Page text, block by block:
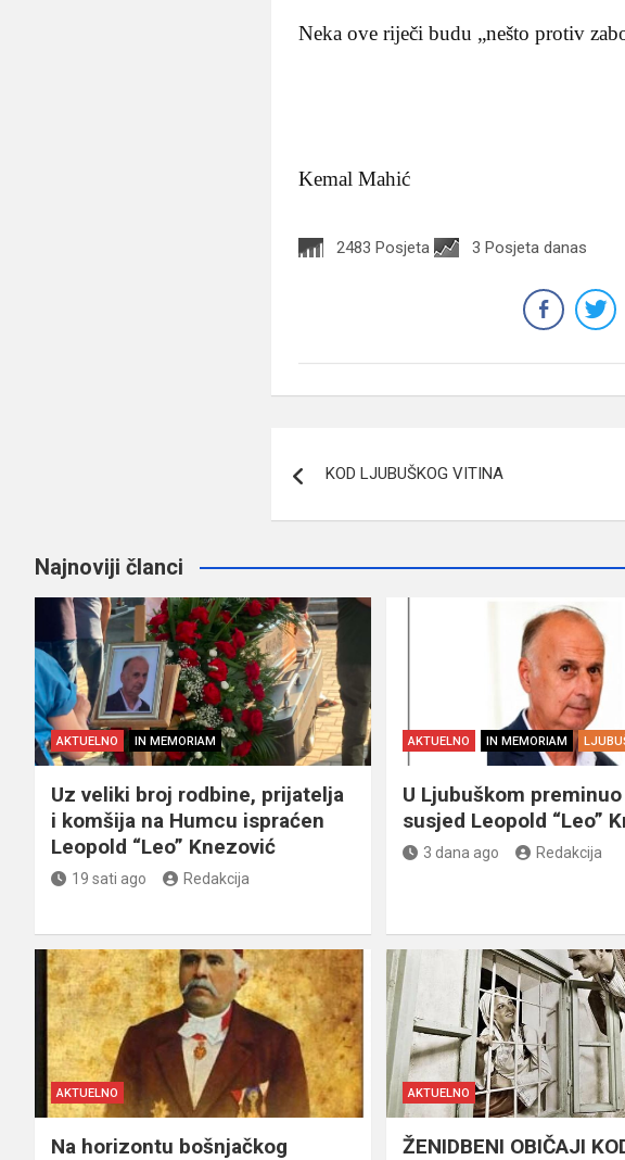
Neka ove riječi budu „nešto protiv
Kemal Mahić
2483 Posjeta 3 Posjeta danas
članaka
KOD LJUBUŠKOG VITINA
Najnoviji članci
AKTUELNO IN MEMORIAM
Uz veliki broj rodbine, prijatelja
i komšija na Humcu ispraćen
Leopold “Leo” Knezović
19 sati ago Redakcija
AKTUELNO IN MEMORIAM
U Ljubuškom preminuo
susjed Leopold “Leo”
3 dana ago Redakcija
AKTUELNO
Na horizontu bošnjačkog
AKTUELNO
ŽENIDBENI OBIČAJI